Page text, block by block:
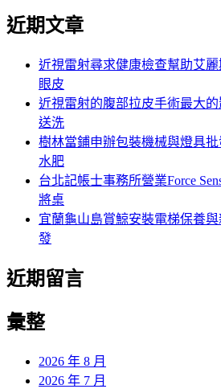
近期文章
近視雷射尋求健康檢查幫助艾
眼皮
近視雷射的腹部拉皮手術最大
送洗
樹林當鋪申辦包裝機械與燈具
水肥
台北記帳士事務所營業Force
將桌
宜蘭龜山島賞鯨安裝電梯保養
發
近期留言
彙整
2026 年 8 月
2026 年 7 月